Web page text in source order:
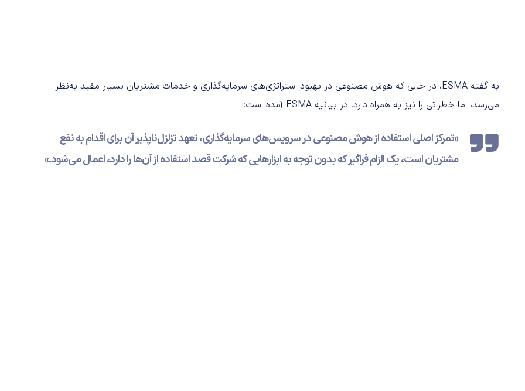
به گفته ESMA، در حالی که هوش مصنوعی در بهبود استراتژی‌های سرمایه‌گذاری و خدمات مشتریان بسیار مفید به‌نظر
می‌رسد، اما خطراتی را نیز به همراه دارد. در بیانیه ESMA آمده است:
«تمرکز اصلی استفاده از هوش مصنوعی در سرویس‌های سرمایه‌گذاری، تعهد تزلزل‌ناپذیر آن برای اقدام به نفع
مشتریان است، یک الزام فراگیر که بدون توجه به ابزارهایی که شرکت قصد استفاده از آن‌ها را دارد، اعمال می‌شود.»